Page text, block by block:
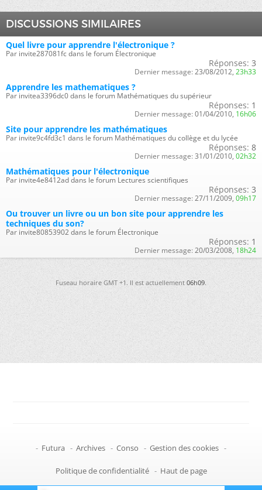
DISCUSSIONS SIMILAIRES
Quel livre pour apprendre l'électronique ?
Par invite287081fc dans le forum Électronique
Réponses: 3
Dernier message: 23/08/2012, 23h33
Apprendre les mathematiques ?
Par invitea3396dc0 dans le forum Mathématiques du supérieur
Réponses: 1
Dernier message: 01/04/2010, 16h06
Site pour apprendre les mathématiques
Par invite9c4fd3c1 dans le forum Mathématiques du collège et du lycée
Réponses: 8
Dernier message: 31/01/2010, 02h32
Mathématiques pour l'électronique
Par invite4e8412ad dans le forum Lectures scientifiques
Réponses: 3
Dernier message: 27/11/2009, 09h17
Ou trouver un livre ou un bon site pour apprendre les
techniques du son?
Par invite80853902 dans le forum Électronique
Réponses: 1
Dernier message: 20/03/2008, 18h24
Fuseau horaire GMT +1. Il est actuellement06h09.
- Futura - Archives - Conso - Gestion des cookies -
Politique de confidentialité - Haut de page